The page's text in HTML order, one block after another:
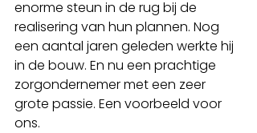
enorme steun in de rug bij de
realisering van hun plannen. Nog
een aantal jaren geleden werkte hij
in de bouw. En nu een prachtige
zorgondernemer met een zeer
grote passie. Een voorbeeld voor
ons.